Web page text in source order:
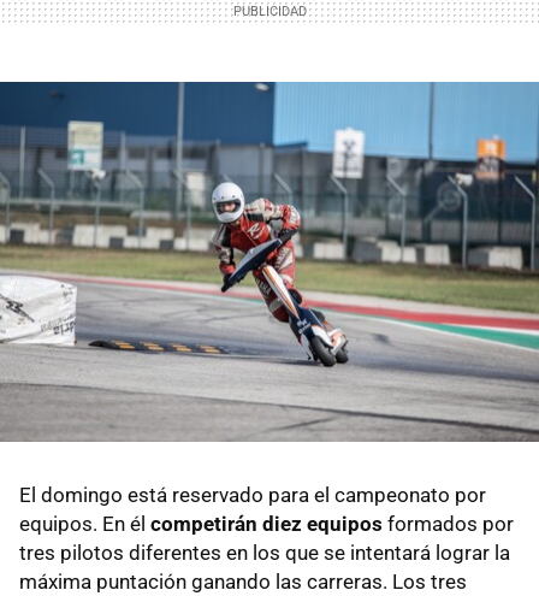
El domingo está reservado para el campeonato por
equipos. En él competirán diez equipos formados por
tres pilotos diferentes en los que se intentará lograr la
máxima puntación ganando las carreras. Los tres